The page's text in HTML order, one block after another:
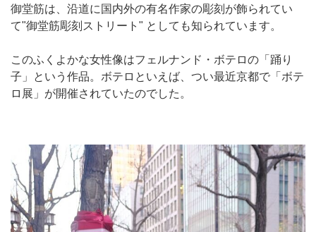
御堂筋は、沿道に国内外の有名作家の彫刻が飾られてい
て"御堂筋彫刻ストリート" としても知られています。
このふくよかな女性像はフェルナンド・ボテロの「踊り
子」という作品。ボテロといえば、つい最近京都で「ボテ
ロ展」が開催されていたのでした。